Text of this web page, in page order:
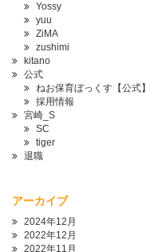
Yossy
yuu
ZiMA
zushimi
kitano
公式
ねお保育ぼっくす【公式】
採用情報
宮崎_S
SC
tiger
退職
アーカイブ
2024年12月
2022年12月
2022年11月